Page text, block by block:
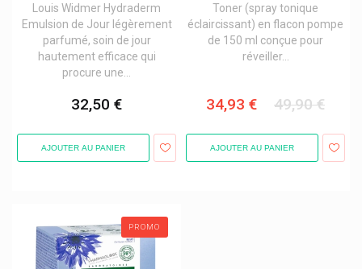
Louis Widmer Hydraderm
Emulsion de Jour légèrement
parfumé, soin de jour
hautement efficace qui
procure une...
32,50 €
AJOUTER AU PANIER
Toner (spray tonique
éclaircissant) en flacon pompe
de 150 ml conçue pour
réveiller...
34,93 € 49,90 €
AJOUTER AU PANIER
PROMO